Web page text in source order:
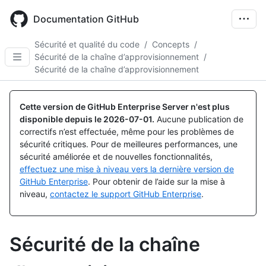
main
Documentation GitHub
Sécurité et qualité du code / Concepts /
Sécurité de la chaîne d’approvisionnement /
Sécurité de la chaîne d’approvisionnement
Cette version de GitHub Enterprise Server n'est plus
disponible depuis le 2026-07-01. Aucune publication de
correctifs n’est effectuée, même pour les problèmes de
sécurité critiques. Pour de meilleures performances, une
sécurité améliorée et de nouvelles fonctionnalités,
effectuez une mise à niveau vers la dernière version de
GitHub Enterprise. Pour obtenir de l’aide sur la mise à
niveau, contactez le support GitHub Enterprise.
Sécurité de la chaîne